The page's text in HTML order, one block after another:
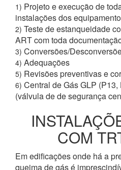
1) Projeto e execução de
instalações dos
2) Teste de estanqueidade
ART com toda
3) Conversões/
4) Adequações
5) Revisões preventivas e
6) Central de Gás GLP
(válvula de de segurança
COM
Em edificações onde há a
queima de gás é